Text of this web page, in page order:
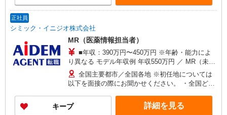
正社員
シミック・イニジオ株式会社
MR（医薬情報担当者）
■年収：390万円〜450万円 ※年齢・能力によ
り異なる モデル年収例 年収550万円 ／ MR（未経
験から入社）職 経験4年 ／月給35万2000円＋賞与
年2回 他
全国主要都市／全国各地 ※初任地については
以下を面接の際にお聞かせください。 ・全国どの
道・東北・北陸・甲信越・関東）または 西日本
ブロック（東海・関西・中国・四国・九州・沖
キープ 詳細を見る